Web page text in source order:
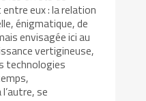
eux : la relation
énigmatique, de
envisagée ici au
vertigineuse,
technologies
se